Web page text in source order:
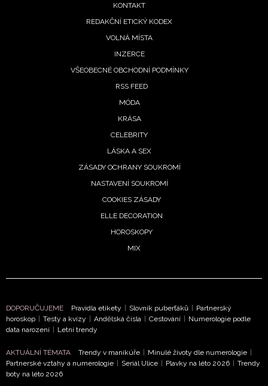
zpracováním údajů k tomuto účelu podle
soukromí BurdaMedia Extra s.r.o., zaškrtněte toto pole.
KONTAKT
REDAKČNÍ ETICKÝ KODEX
VOLNÁ MÍSTA
INZERCE
VŠEOBECNÉ OBCHODNÍ PODMÍNKY
RSS FEED
MÓDA
KRÁSA
CELEBRITY
LÁSKA A SEX
ZÁSADY OCHRANY SOUKROMÍ
NASTAVENÍ SOUKROMÍ
COOKIES ZÁSADY
ELLE DECORATION
HOROSKOPY
MIX
DOPORUČUJEME Pravidla etikety | Slovník puberťáků | Partnerský
horoskop | Testy a kvízy | Andělská čísla | Cestování | Numerologie podle
data narození | Letní trendy
AKTUÁLNÍ TÉMATA Trendy v manikúře | Minulé životy dle numerologie |
Partnerské vztahy a numerologie | Seriál Ulice | Plavky na léto 2026 | Trendy
boty na léto 2026